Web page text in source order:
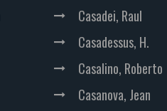
Casadei, Raul
Casadessus, H.
Casalino, Roberto
Casanova, Jean